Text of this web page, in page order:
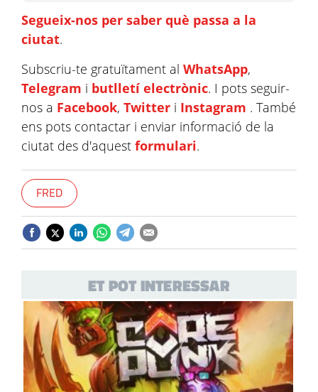
Segueix-nos per saber què passa a la
ciutat.
Subscriu-te gratuïtament al WhatsApp,
Telegram i butlletí electrònic. I pots seguir-
nos a Facebook, Twitter i Instagram . També
ens pots contactar i enviar informació de la
ciutat des d'aquest formulari.
FRED
ET POT INTERESSAR